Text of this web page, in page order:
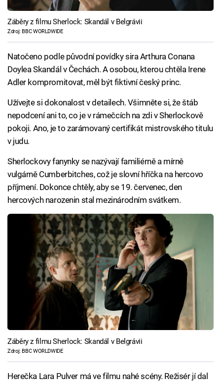
Záběry z filmu Sherlock: Skandál v Belgrávii
Zdroj: BBC WORLDWIDE
Natočeno podle původní povídky sira Arthura Conana
Doylea Skandál v Čechách. A osobou, kterou chtěla Irene
Adler kompromitovat, měl být fiktivní český princ.
Užívejte si dokonalost v detailech. Všimněte si, že štáb
nepodcení ani to, co je v rámečcích na zdi v Sherlockově
pokoji. Ano, je to zarámovaný certifikát mistrovského titulu
v judu.
Sherlockovy fanynky se nazývají familiérně a mírně
vulgárně Cumberbitches, což je slovní hříčka na hercovo
příjmení. Dokonce chtěly, aby se 19. červenec, den
hercových narozenin stal mezinárodním svátkem.
Záběry z filmu Sherlock: Skandál v Belgrávii
Zdroj: BBC WORLDWIDE
Herečka Lara Pulver má ve filmu nahé scény. Režisér jí dal